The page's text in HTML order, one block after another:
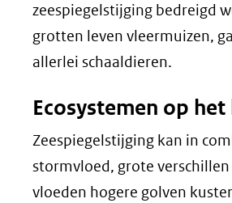
zeespiegelstijging bedreigd
grotten leven vleermuizen,
allerlei schaaldieren.
Ecosystemen op het
Zeespiegelstijging kan in
stormvloed, grote verschillen
vloeden hogere golven